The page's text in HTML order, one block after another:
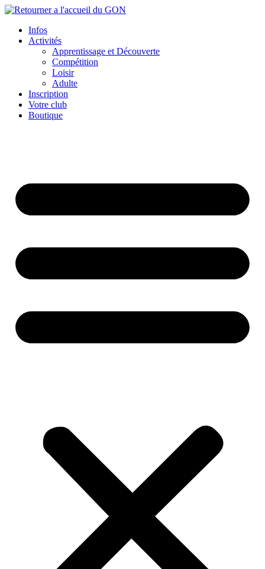
Aller
contenuInfos
Activités
Apprentissage et Découverte
Compétition
Loisir
Adulte
Inscription
Votre club
Boutique